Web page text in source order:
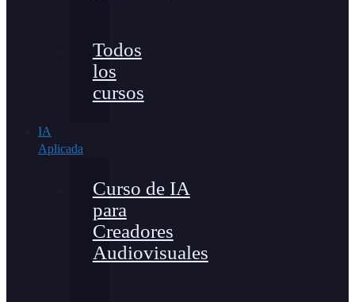
Todos
los
cursos
IA
Aplicada
Curso de IA
para
Creadores
Audiovisuales